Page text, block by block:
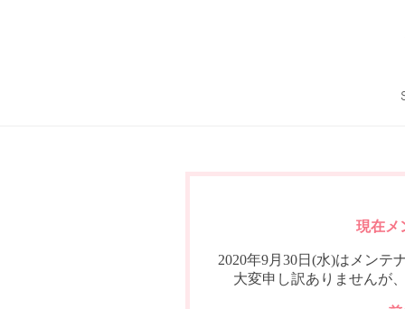
現在メ
2020年9月30日(水)はメンテ
大変申し訳ありませんが